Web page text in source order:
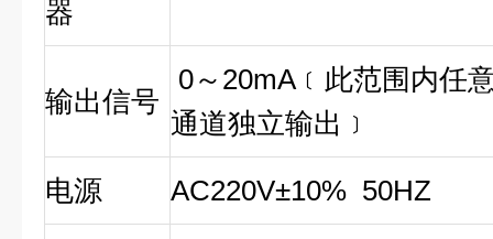
器
输出信号
0～20mA﹝此范围内任
通道独立输出﹞
电源 AC220V±10% 50HZ